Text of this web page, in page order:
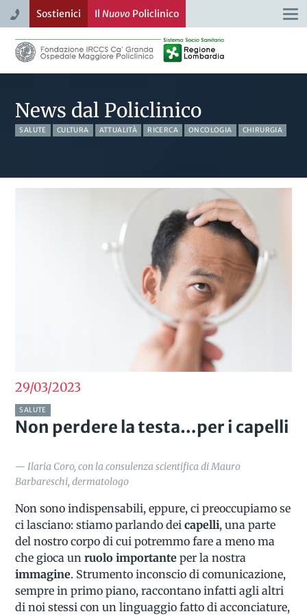
Sostienici Il NuovoPoliclinico
News dal Policlinico
SALUTE CULTURA ATTUALITÀ RICERCA ONCOLOGIA CHIRURGIA
29/032023
SALUTE
Non perdere la testa…per i capelli
— Ilaria Coro, con la consulenza scientifica di Mauro
Barbareschi, dermatologo
Non sono indispensabili, eppure, ci preoccupiamo se
ci lasciano: stiamo parlando dei capelli, una parte
del nostro corpo di cui potremmo fare a meno ma
che gioca unruolo importante per la nostra
immagine. Strumento inconscio di comunicazione,
sempre in primo piano, raccontano infatti agli altri
di noi stessi con un linguaggio fatto di acconciature,